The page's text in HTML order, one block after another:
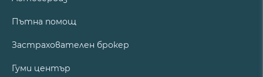
Пътна помощ
Застрахователен брокер
Гуми център